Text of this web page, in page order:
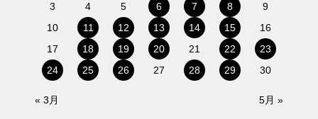
3
4 5 6 7 8
9
10
11 12 13 14 15
16
17
18 19 20 21 22
23
24
25 26 27 28 29 30
« 3月 5月 »